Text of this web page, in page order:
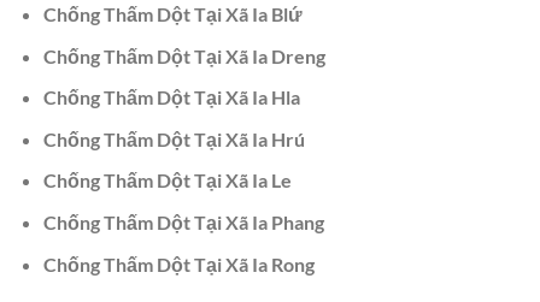
Chống Thấm Dột Tại Xã Ia Blứ
Chống Thấm Dột Tại Xã Ia Dreng
Chống Thấm Dột Tại Xã Ia Hla
Chống Thấm Dột Tại Xã Ia Hrú
Chống Thấm Dột Tại Xã Ia Le
Chống Thấm Dột Tại Xã Ia Phang
Chống Thấm Dột Tại Xã Ia Rong